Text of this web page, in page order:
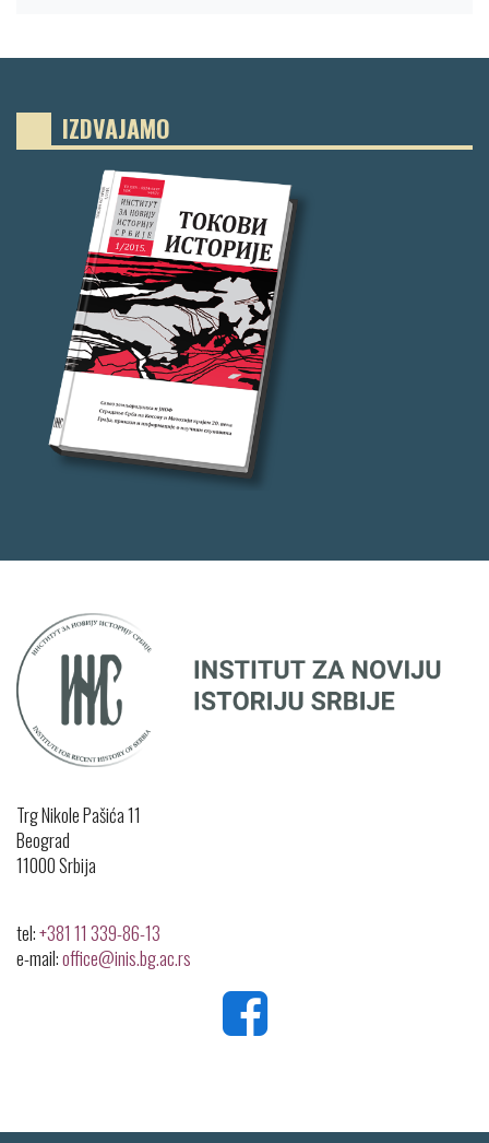
IZDVAJAMO
Trg Nikole Pašića 11
Beograd
11000 Srbijа
tel:+381 11 339-86-13
e-mail:office@inis.bg.ac.rs